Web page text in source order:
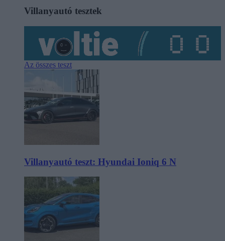
Villanyautó tesztek
Az összes teszt
Villanyautó teszt: Hyundai Ioniq 6 N